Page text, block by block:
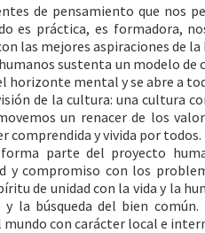
de pensamiento que nos
es práctica, es formadora,
las mejores aspiraciones de la
sustenta un modelo
horizonte mental y se abre a
de la cultura: una cultura
un renacer de los
comprendida y vivida por todos.
parte del proyecto
y compromiso con los
de unidad con la vida y la
la búsqueda del bien común.
con carácter local e